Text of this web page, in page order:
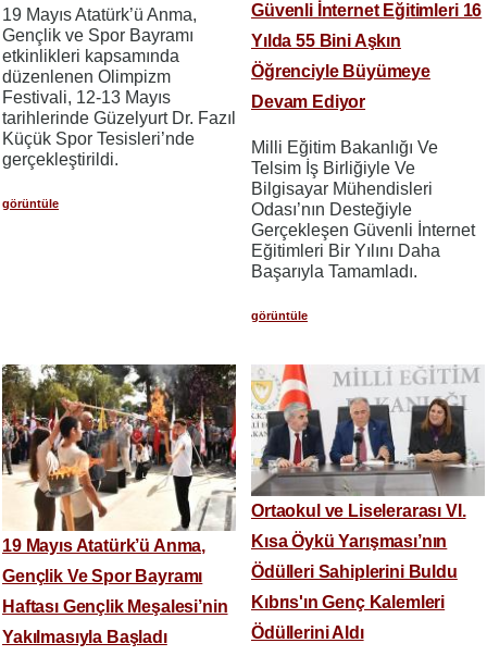
19 Mayıs Atatürk’ü Anma,
Gençlik ve Spor Bayramı
etkinlikleri kapsamında
düzenlenen Olimpizm
Festivali, 12-13 Mayıs
tarihlerinde Güzelyurt Dr. Fazıl
Küçük Spor Tesisleri’nde
gerçekleştirildi.
görüntüle
Güvenli İnternet Eğitimleri 16
Yılda 55 Bini Aşkın
Öğrenciyle Büyümeye
Devam Ediyor
Milli Eğitim Bakanlığı Ve
Telsim İş Birliğiyle Ve
Bilgisayar Mühendisleri
Odası’nın Desteğiyle
Gerçekleşen Güvenli İnternet
Eğitimleri Bir Yılını Daha
Başarıyla Tamamladı.
görüntüle
19 Mayıs Atatürk’ü Anma,
Gençlik Ve Spor Bayramı
Haftası Gençlik Meşalesi’nin
Yakılmasıyla Başladı
Ortaokul ve Liselerarası VI.
Kısa Öykü Yarışması’nın
Ödülleri Sahiplerini Buldu
Kıbrıs'ın Genç Kalemleri
Ödüllerini Aldı